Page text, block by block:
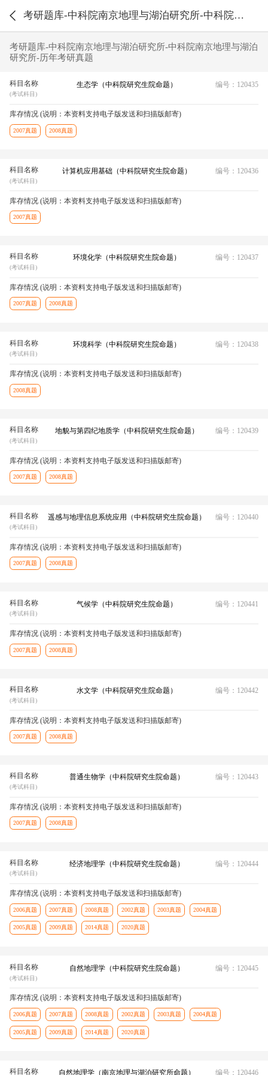
考研题库-中科院南京地理与湖泊研究所-中科院南京地理与湖泊研究所-历年考研真题
考研题库-中科院南京地理与湖泊研究所-中科院南京地理与湖泊
研究所-历年考研真题
科目名称
(考试科目)
生态学（中科院研究生院命题） 编号：120435
库存情况 (说明：本资料支持电子版发送和扫描版邮寄)
2007真题 2008真题
科目名称
(考试科目)
计算机应用基础（中科院研究生院命题） 编号：120436
库存情况 (说明：本资料支持电子版发送和扫描版邮寄)
2007真题
科目名称
(考试科目)
环境化学（中科院研究生院命题） 编号：120437
库存情况 (说明：本资料支持电子版发送和扫描版邮寄)
2007真题 2008真题
科目名称
(考试科目)
环境科学（中科院研究生院命题） 编号：120438
库存情况 (说明：本资料支持电子版发送和扫描版邮寄)
2008真题
科目名称
(考试科目)
地貌与第四纪地质学（中科院研究生院命题） 编号：120439
库存情况 (说明：本资料支持电子版发送和扫描版邮寄)
2007真题 2008真题
科目名称
(考试科目)
遥感与地理信息系统应用（中科院研究生院命题） 编号：120440
库存情况 (说明：本资料支持电子版发送和扫描版邮寄)
2007真题 2008真题
科目名称
(考试科目)
气候学（中科院研究生院命题） 编号：120441
库存情况 (说明：本资料支持电子版发送和扫描版邮寄)
2007真题 2008真题
科目名称
(考试科目)
水文学（中科院研究生院命题） 编号：120442
库存情况 (说明：本资料支持电子版发送和扫描版邮寄)
2007真题 2008真题
科目名称
(考试科目)
普通生物学（中科院研究生院命题） 编号：120443
库存情况 (说明：本资料支持电子版发送和扫描版邮寄)
2007真题 2008真题
科目名称
(考试科目)
经济地理学（中科院研究生院命题） 编号：120444
库存情况 (说明：本资料支持电子版发送和扫描版邮寄)
2006真题 2007真题 2008真题 2002真题 2003真题 2004真题
2005真题 2009真题 2014真题 2020真题
科目名称
(考试科目)
自然地理学（中科院研究生院命题） 编号：120445
库存情况 (说明：本资料支持电子版发送和扫描版邮寄)
2006真题 2007真题 2008真题 2002真题 2003真题 2004真题
2005真题 2009真题 2014真题 2020真题
科目名称 自然地理学（南京地理与湖泊研究所命题） 编号：120446